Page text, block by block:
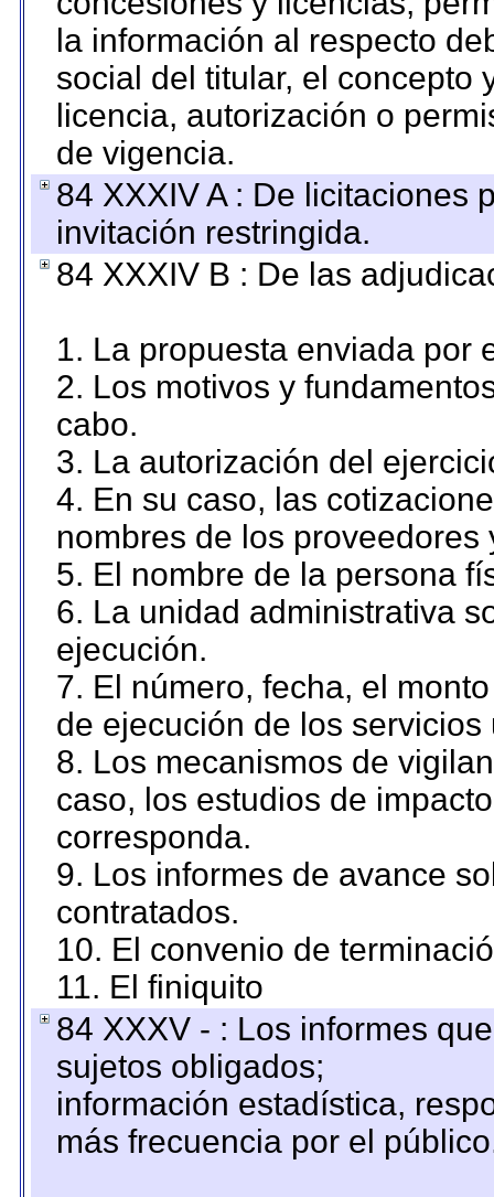
la información al respecto
social del titular, el concepto
licencia, autorización o
de vigencia.
84 XXXIV A : De licitaciones
invitación restringida.
84 XXXIV B : De las
1. La propuesta enviada por
2. Los motivos y
cabo.
3. La autorización del
4. En su caso, las
nombres de los proveedores
5. El nombre de la persona
6. La unidad administrativa
ejecución.
7. El número, fecha, el
de ejecución de los servicios
8. Los mecanismos de
caso, los estudios de
corresponda.
9. Los informes de avance
contratados.
10. El convenio de
11. El finiquito
84 XXXV - : Los informes
sujetos obligados;
información estadística,
más frecuencia por el